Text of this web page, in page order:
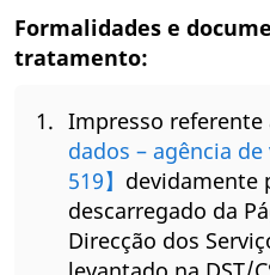
Formalidades e
tratamento:
Impresso referente
dados – agência
519】 devidamente
descarregado da
Direcção dos